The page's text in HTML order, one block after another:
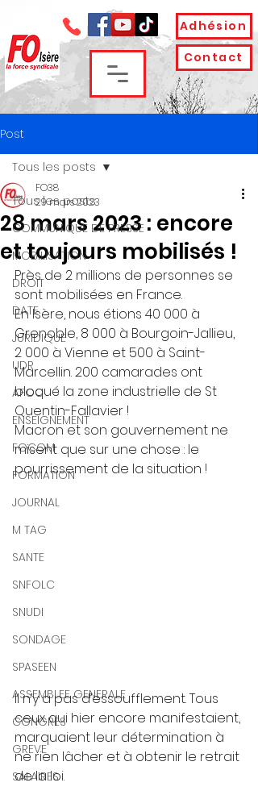
Adhésion
Contact
Post
Tous les posts
COMMUNIQUE DE PRESSE
MOBILISATION
DROIT
DATE
JURIDIQUE
UDR
AFOC
ENSEIGNEMENT
FOCOM
FORMATION
JOURNAL
M TAG
SANTE
SNFOLC
SNUDI
SONDAGE
SPASEEN
ASSEMBLEE GENERALE
CONGRES
GREVE
SALAIRES
Tous les posts
28 mars 2023 : encore
et toujours mobilisés !
FO38
29 mars 2023
Près de 2 millions de personnes se
sont mobilisées en France.
En Isère, nous étions 40 000 à
Grenoble, 8 000 à Bourgoin-Jallieu,
2 000 à Vienne et 500 à Saint-
Marcellin. 200 camarades ont
bloqué la zone industrielle de St
Quentin-Fallavier !
Macron et son gouvernement ne
misent que sur une chose : le
pourrissement de la situation !
Il n’y a pas d’essoufflement. Tous
ceux qui hier encore manifestaient,
marquaient leur détermination à
ne rien lâcher et à obtenir le retrait
de la loi.